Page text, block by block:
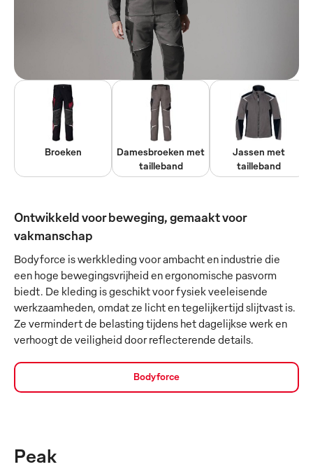
Broeken
Damesbroeken met
tailleband
Jassen met
tailleband
Ontwikkeld voor beweging, gemaakt voor
vakmanschap
Bodyforce is werkkleding voor ambacht en industrie die
een hoge bewegingsvrijheid en ergonomische pasvorm
biedt. De kleding is geschikt voor fysiek veeleisende
werkzaamheden, omdat ze licht en tegelijkertijd slijtvast is.
Ze vermindert de belasting tijdens het dagelijkse werk en
verhoogt de veiligheid door reflecterende details.
Bodyforce
Peak